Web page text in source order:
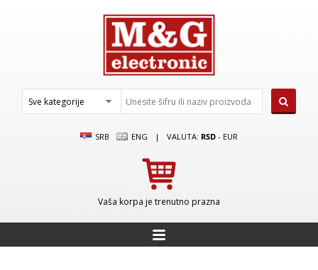
SRB ENG | VALUTA: RSD - EUR
Vaša korpa je trenutno prazna